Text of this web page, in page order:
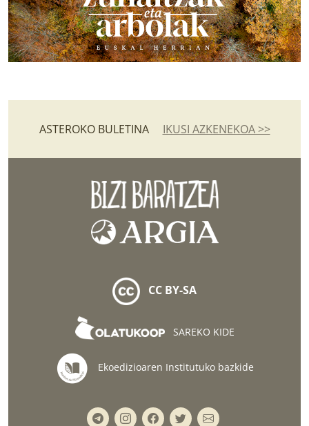
ASTEROKO BULETINA IKUSI AZKENEKOA >>
CC BY-SA
SAREKO KIDE
Ekoedizioaren Institutuko bazkide